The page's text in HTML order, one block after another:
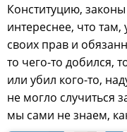
Конституцию,
интереснее, что
своих прав и
то чего-то добился,
или убил кого-то,
не могло случиться
мы сами не знаем,